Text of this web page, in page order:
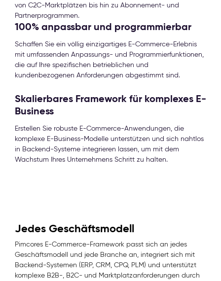
von C2C-Marktplätzen bis hin zu Abonnement- und
Partnerprogrammen.
100% anpassbar und programmierbar
Schaffen Sie ein völlig einzigartiges E-Commerce-Erlebnis
mit umfassenden Anpassungs- und Programmierfunktionen,
die auf Ihre spezifischen betrieblichen und
kundenbezogenen Anforderungen abgestimmt sind.
Skalierbares Framework für komplexes E-
Business
Erstellen Sie robuste E-Commerce-Anwendungen, die
komplexe E-Business-Modelle unterstützen und sich nahtlos
in Backend-Systeme integrieren lassen, um mit dem
Wachstum Ihres Unternehmens Schritt zu halten.
Jedes Geschäftsmodell
Pimcores E-Commerce-Framework passt sich an jedes
Geschäftsmodell und jede Branche an, integriert sich mit
Backend-Systemen (ERP, CRM, CPQ, PLM) und unterstützt
komplexe B2B-, B2C- und Marktplatzanforderungen durch